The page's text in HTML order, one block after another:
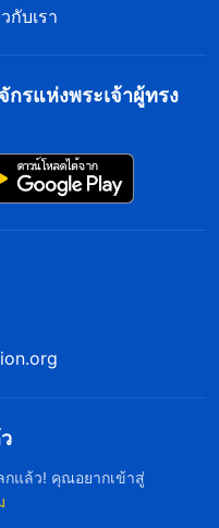
กับเรา
รแห่งพระเจ้าผู้ทรง
แล้ว! คุณอยากเข้าสู่